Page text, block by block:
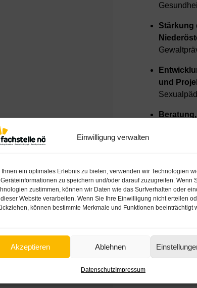
Einwilligung verwalten
Ihnen ein optimales Erlebnis zu bieten, verwenden wir Technologien
zu speichern und/oder darauf zuzugreifen. Wenn
zustimmen, können wir Daten wie das Surfverhalten oder
Website verarbeiten. Wenn Sie Ihre Einwilligung nicht erteilen
können bestimmte Merkmale und Funktionen beeinträchtigt
Akzeptieren Ablehnen
DatenschutzImpressum
Stärkung
und
Unsere